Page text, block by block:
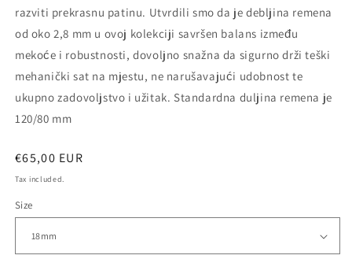
razviti prekrasnu patinu. Utvrdili smo da je debljina remena
od oko 2,8 mm u ovoj kolekciji savršen balans između
mekoće i robustnosti, dovoljno snažna da sigurno drži teški
mehanički sat na mjestu, ne narušavajući udobnost te
ukupno zadovoljstvo i užitak. Standardna duljina remena je
120/80 mm
Regular
price
€65,00 EUR
Tax included.
Size